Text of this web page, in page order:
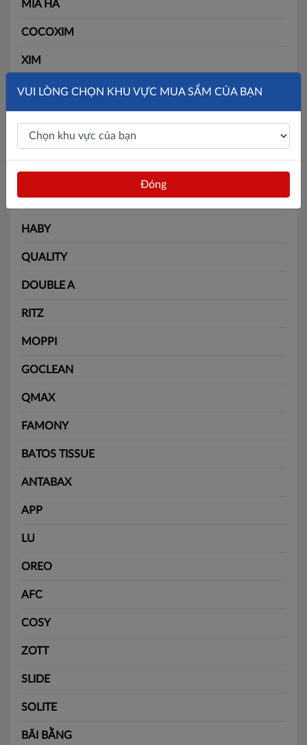
MÍA HA
COCOXIM
XIM
MOM COOKS
DAIKA
BIÊN HÒA
MORINAGA
HABY
QUALITY
DOUBLE A
RITZ
MOPPI
GOCLEAN
QMAX
FAMONY
BATOS TISSUE
ANTABAX
APP
LU
OREO
AFC
COSY
ZOTT
SLIDE
SOLITE
BÃI BẰNG
VUI LÒNG CHỌN KHU VỰC MUA SẮM CỦA BẠN
Đóng